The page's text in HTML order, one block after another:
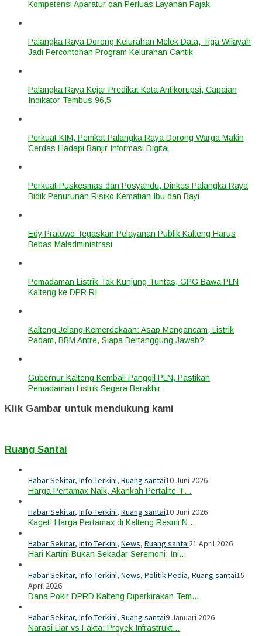
Kompetensi Aparatur dan Perluas Layanan Pajak
Palangka Raya Dorong Kelurahan Melek Data, Tiga Wilayah
Jadi Percontohan Program Kelurahan Cantik
Palangka Raya Kejar Predikat Kota Antikorupsi, Capaian
Indikator Tembus 96,5
Perkuat KIM, Pemkot Palangka Raya Dorong Warga Makin
Cerdas Hadapi Banjir Informasi Digital
Perkuat Puskesmas dan Posyandu, Dinkes Palangka Raya
Bidik Penurunan Risiko Kematian Ibu dan Bayi
Edy Pratowo Tegaskan Pelayanan Publik Kalteng Harus
Bebas Maladministrasi
Pemadaman Listrik Tak Kunjung Tuntas, GPG Bawa PLN
Kalteng ke DPR RI
Kalteng Jelang Kemerdekaan: Asap Mengancam, Listrik
Padam, BBM Antre, Siapa Bertanggung Jawab?
Gubernur Kalteng Kembali Panggil PLN, Pastikan
Pemadaman Listrik Segera Berakhir
Klik Gambar untuk mendukung kami
Ruang Santai
Habar Sekitar, Info Terkini, Ruang santai10 Juni 2026
Harga Pertamax Naik, Akankah Pertalite T…
Habar Sekitar, Info Terkini, Ruang santai10 Juni 2026
Kaget! Harga Pertamax di Kalteng Resmi N…
Habar Sekitar, Info Terkini, News, Ruang santai21 April 2026
Hari Kartini Bukan Sekadar Seremoni: Ini…
Habar Sekitar, Info Terkini, News, Politik Pedia, Ruang santai15
April 2026
Dana Pokir DPRD Kalteng Diperkirakan Tem…
Habar Sekitar, Info Terkini, Ruang santai9 Januari 2026
Narasi Liar vs Fakta: Proyek Infrastrukt…